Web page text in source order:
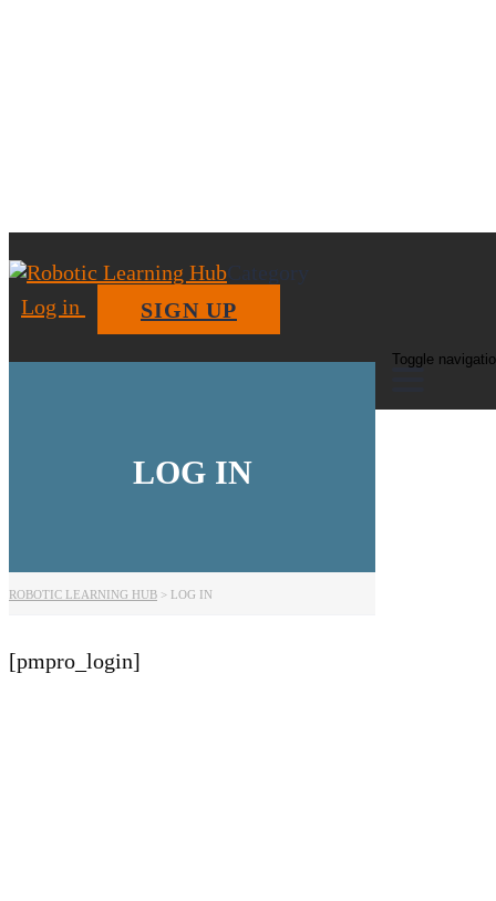
Category
Log in
SIGN UP
Toggle
LOG IN
ROBOTIC LEARNING HUB > LOG IN
[pmpro_login]